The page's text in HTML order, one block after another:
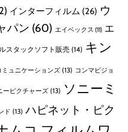
インターフィルム (26) ウ
パン (60) エイベックス (11) エ
スタックソフト販売 (14) キン
ミュニケーションズ (13) コンマビジョ
ーピクチャーズ (13) ソニーミ
ド (13) ハピネット・ピク